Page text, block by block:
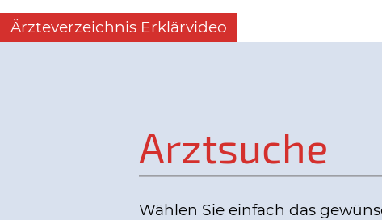
Ärzteverzeichnis Erklärvideo
Arztsuche
Wählen Sie einfach das